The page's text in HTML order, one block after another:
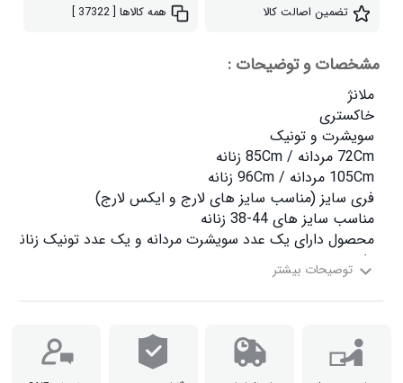
تضمین اصالت کالا همه کالاها [ 37322 ]
مشخصات و توضیحات :
دارد